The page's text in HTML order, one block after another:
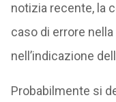
notizia recente, la
caso di errore
nell’indicazione
Probabilmente si